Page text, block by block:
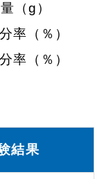
（g）
率（％）
率（％）
結果